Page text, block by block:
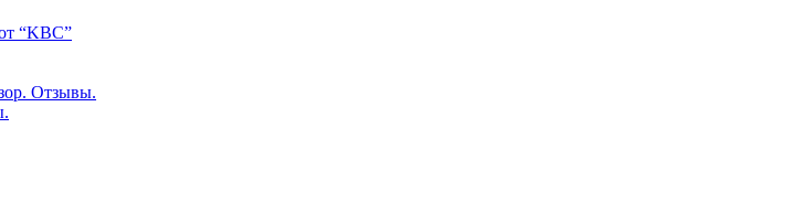
“KBC”
Отзывы.